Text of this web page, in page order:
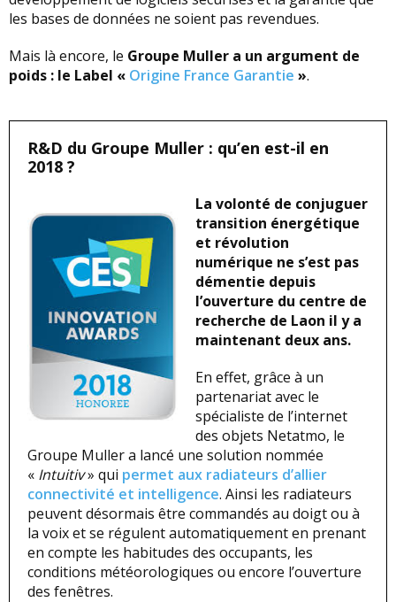
les bases de données ne soient pas revendues.
Mais là encore, le Groupe Muller a un argument de
poids : le Label « Origine France Garantie ».
R&D du Groupe Muller : qu’en est-il en
2018 ?
La volonté de conjuguer
transition énergétique
et révolution
numérique ne s’est pas
démentie depuis
l’ouverture du centre de
recherche de Laon il y a
maintenant deux ans.
En effet, grâce à un
partenariat avec le
spécialiste de l’internet
des objets Netatmo, le
Groupe Muller a lancé une solution nommée
« Intuitiv» qui permet aux radiateurs d’allier
connectivité et intelligence. Ainsi les radiateurs
peuvent désormais être commandés au doigt ou à
la voix et se régulent automatiquement en prenant
en compte les habitudes des occupants, les
conditions météorologiques ou encore l’ouverture
des fenêtres.